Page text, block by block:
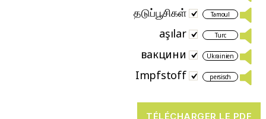
Tamoul
தடுப்பூசிகள்
Turc
aşılar
Ukrainien
вакцини
persisch
Impfstoff